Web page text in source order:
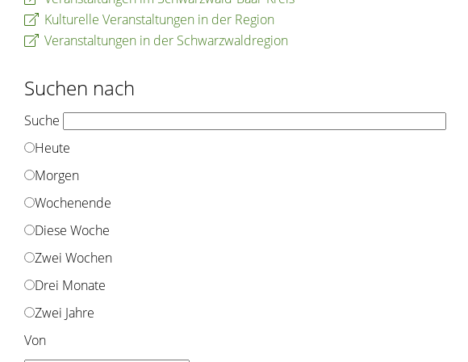
Kulturelle Veranstaltungen in der Region
Veranstaltungen in der Schwarzwaldregion
Suchen nach
Suche
Heute
Morgen
Wochenende
Diese Woche
Zwei Wochen
Drei Monate
Zwei Jahre
Von